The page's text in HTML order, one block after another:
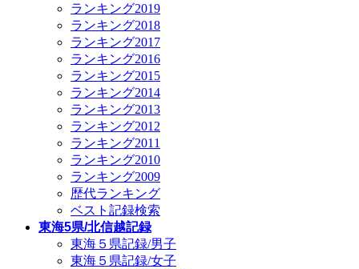
ランキング2019
ランキング2018
ランキング2017
ランキング2016
ランキング2015
ランキング2014
ランキング2013
ランキング2012
ランキング2011
ランキング2010
ランキング2009
歴代ランキング
ベスト記録検索
東海5県/北信越記録
東海５県記録/男子
東海５県記録/女子